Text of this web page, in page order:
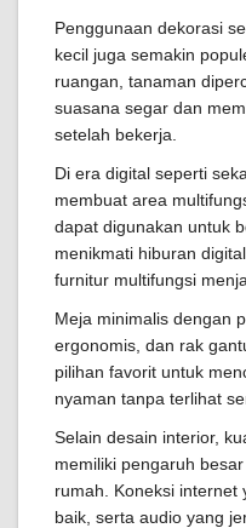
Penggunaan dekorasi
kecil juga semakin
ruangan, tanaman
suasana segar dan
setelah bekerja.
Di era digital seperti
membuat area
dapat digunakan untuk
menikmati hiburan
furnitur multifungsi
Meja minimalis dengan
ergonomis, dan rak
pilihan favorit untuk
nyaman tanpa terlihat
Selain desain interior,
memiliki pengaruh
rumah. Koneksi internet
baik, serta audio yang